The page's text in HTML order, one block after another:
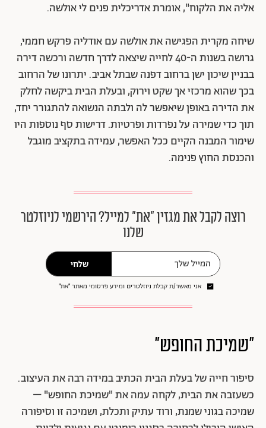
אליה את הלקוח", אומרת אדריכלית פנים לי אולשה.
שיחה מקרית הפגישה את אולשה עם אודליה פרקש חממי,
גרושה בשנות ה-40 לחייה שיצאה לדרך חדשה ורכשה דירה
בבניין שיכון ישן ברחוב דפנה שבתל אביב. יתרונו של הרחוב
בכך שהוא מרכזי אך שקט וירוק, ובעלת הבית ביקשה לחלק
את הדירה באופן שיאפשר לה ולבתה הנשואה להתגורר יחד,
תוך כדי שמירה על נפרדות ופרטיות. דרישות סף נוספות היו
שימור המבנה הקיים ככל האפשר, עמידה בתקציב מוגבל
והכנסת החוץ פנימה.
רוצה לקבל את מגזין ״את״ למייל? הירשמי לניוזלטר
שלנו
שלחי
אני מאשר/ת קבלת ניוזלטרים ומידע פרסומי מאתר ״את״
"שמיכת החופש"
סיפור חייה של בעלת הבית הכתיב במידה רבה את העיצוב.
כשעזבה את הבית, לקחה עמה את "שמיכת החופש" –
שמיכה בגוני שמנת, ורוד עתיק ותכלת, ושמיכה זו וסיפורה